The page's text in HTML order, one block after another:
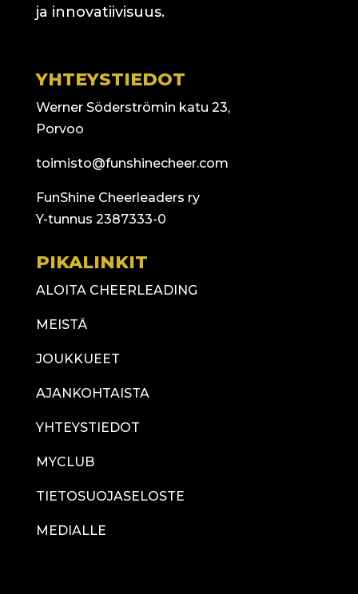
ja innovatiivisuus.
YHTEYSTIEDOT
Werner Söderströmin katu 23,
Porvoo
toimisto@funshinecheer.com
FunShine Cheerleaders ry
Y-tunnus 2387333-0
PIKALINKIT
ALOITA CHEERLEADING
MEISTÄ
JOUKKUEET
AJANKOHTAISTA
YHTEYSTIEDOT
MYCLUB
TIETOSUOJASELOSTE
MEDIALLE